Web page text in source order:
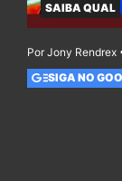
SAIBA QUAL
Por Jony Rendrex
SIGA NO